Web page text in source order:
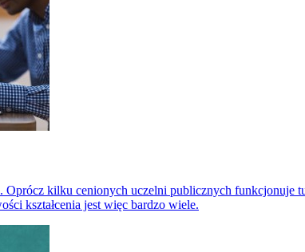
Oprócz kilku cenionych uczelni publicznych
kształcenia jest więc bardzo wiele.